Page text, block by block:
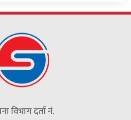
विभाग दर्ता नं.